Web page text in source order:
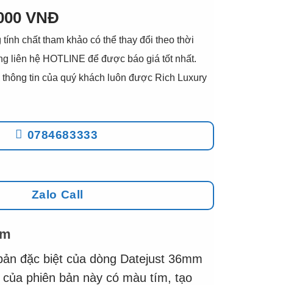
VNĐ
tính chất tham khảo có thể thay đổi theo thời
liên hệ HOTLINE để được báo giá tốt nhất.
tin của quý khách luôn được Rich Luxury
0784683333
Zalo Call
đặc biệt của dòng Datejust 36mm
phiên bản này có màu tím, tạo